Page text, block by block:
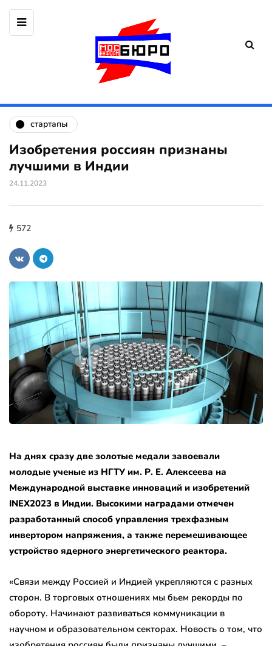
стартапы
Изобретения россиян признаны
лучшими в Индии
24.11.2023
572
На днях сразу две золотые медали завоевали
молодые ученые из НГТУ им. Р. Е. Алексеева на
Международной выставке инноваций и изобретений
INEX2023 в Индии. Высокими наградами отмечен
разработанный способ управления трехфазным
инвертором напряжения, а также перемешивающее
устройство ядерного энергетического реактора.
«Связи между Россией и Индией укрепляются с разных
сторон. В торговых отношениях мы бьем рекорды по
обороту. Начинают развиваться коммуникации в
научном и образовательном секторах. Новость о том, что